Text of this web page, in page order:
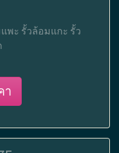
พะ รั้วล้อมแกะ รั้ว
า